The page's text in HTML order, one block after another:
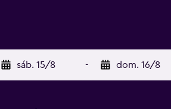
sáb. 15/8 - dom. 16/8